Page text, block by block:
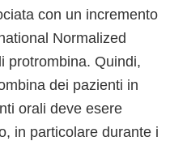
con un incremento
Normalized
protrombina. Quindi,
dei pazienti in
orali deve esere
in particolare durante i